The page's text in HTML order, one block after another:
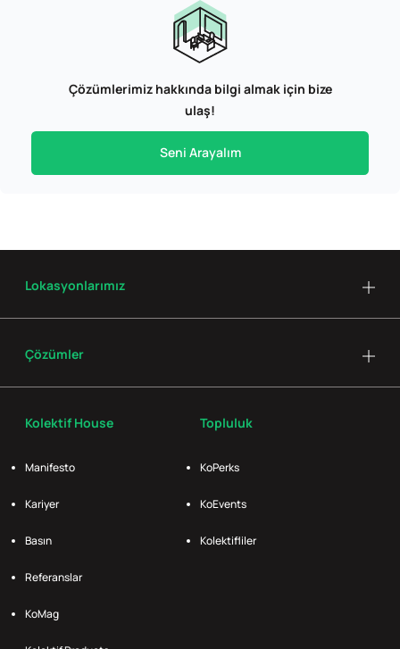
Çözümlerimiz hakkında bilgi almak için bize
ulaş!
Seni Arayalım
Kolektif House
Manifesto
Kariyer
Basın
Referanslar
KoMag
Topluluk
KoPerks
KoEvents
Kolektifliler
Lokasyonlarımız
Çözümler